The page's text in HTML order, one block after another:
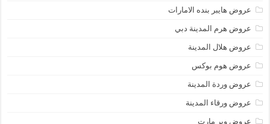
عروض هايبر بنده الامارات
عروض هرم المدينة دبي
عروض هلال المدينة
عروض هوم بوكس
عروض وردة المدينة
عروض ورقاء المدينة
عروض وير مارت